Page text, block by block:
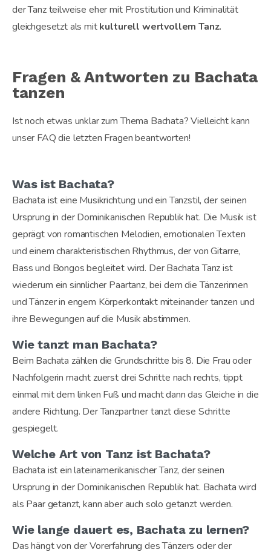
der Tanz teilweise eher mit Prostitution und Kriminalität
gleichgesetzt als mitkulturell wertvollem Tanz.
Fragen & Antworten zu Bachata
tanzen
Ist noch etwas unklar zum Thema Bachata? Vielleicht kann
unser FAQ die letzten Fragen beantworten!
Was ist Bachata?
Bachata ist eine Musikrichtung und ein Tanzstil, der seinen
Ursprung in der Dominikanischen Republik hat. Die Musik ist
geprägt von romantischen Melodien, emotionalen Texten
und einem charakteristischen Rhythmus, der von Gitarre,
Bass und Bongos begleitet wird. Der Bachata Tanz ist
wiederum ein sinnlicher Paartanz, bei dem die Tänzerinnen
und Tänzer in engem Körperkontakt miteinander tanzen und
ihre Bewegungen auf die Musik abstimmen.
Wie tanzt man Bachata?
Beim Bachata zählen die Grundschritte bis 8. Die Frau oder
Nachfolgerin macht zuerst drei Schritte nach rechts, tippt
einmal mit dem linken Fuß und macht dann das Gleiche in die
andere Richtung. Der Tanzpartner tanzt diese Schritte
gespiegelt.
Welche Art von Tanz ist Bachata?
Bachata ist ein lateinamerikanischer Tanz, der seinen
Ursprung in der Dominikanischen Republik hat. Bachata wird
als Paar getanzt, kann aber auch solo getanzt werden.
Wie lange dauert es, Bachata zu lernen?
Das hängt von der Vorerfahrung des Tänzers oder der